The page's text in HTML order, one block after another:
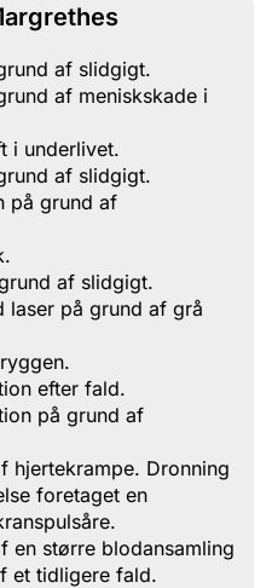
af slidgigt.
af meniskskade i
i underlivet.
af slidgigt.
på grund af
af slidgigt.
laser på grund af grå
efter fald.
på grund af
hjertekrampe. Dronning
foretaget en
en større blodansamling
et tidligere fald.